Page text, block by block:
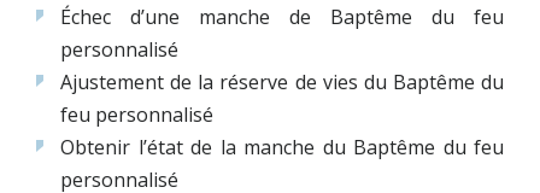
Échec d’une manche de Baptême du feu
personnalisé
Ajustement de la réserve de vies du Baptême du
feu personnalisé
Obtenir l’état de la manche du Baptême du feu
personnalisé